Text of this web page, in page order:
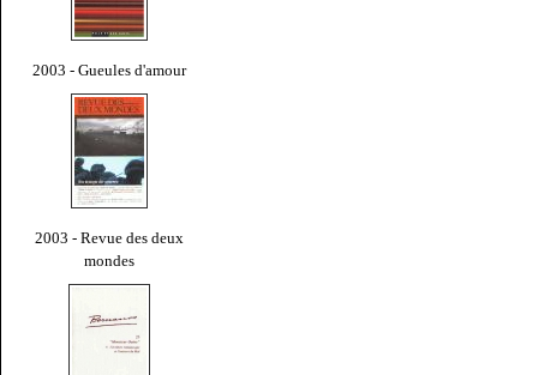
2003 - Gueules d'amour
2003 - Revue des deux
mondes